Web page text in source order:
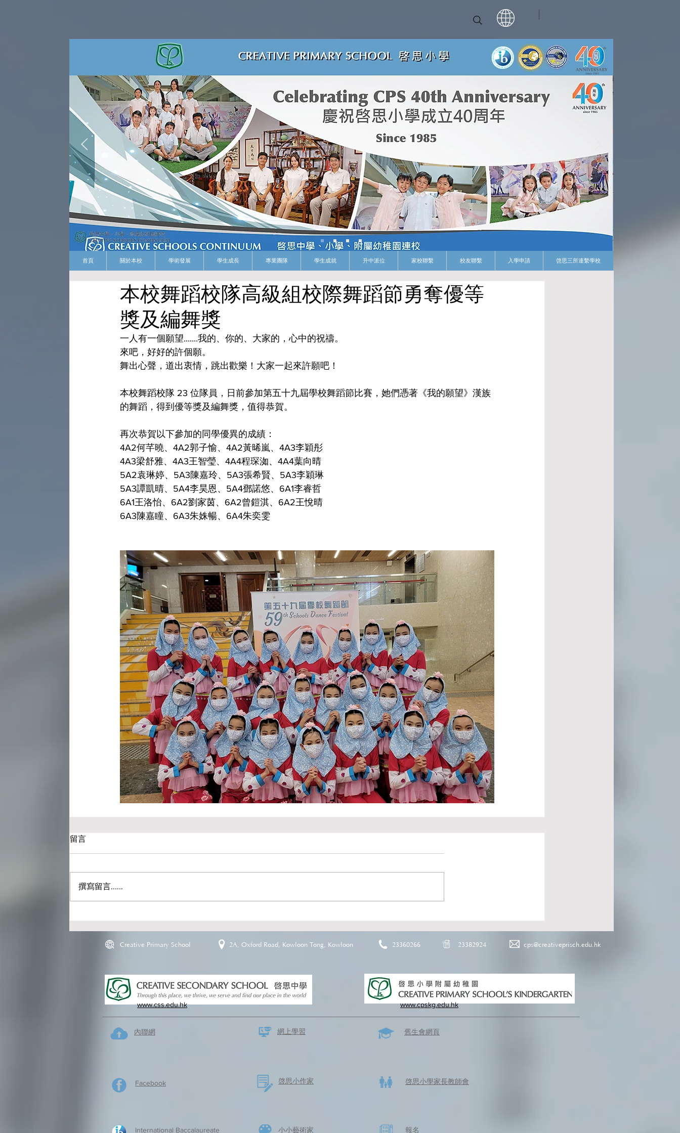
首頁 關於本校 學術發展 學生成長 專業團隊 學生成就 升中派位 家校聯繫 校友聯繫 入學申請 啓思三所連繫學校
本校舞蹈校隊高級組校際舞蹈節勇奪優等
獎及編舞獎
一人有一個願望.......我的、你的、大家的，心中的祝禱。
來吧，好好的許個願。
舞出心聲，道出衷情，跳出歡樂！大家一起來許願吧！
本校舞蹈校隊 23 位隊員，日前參加第五十九屆學校舞蹈節比賽，她們憑著《我的願望》漢族
的舞蹈，得到優等獎及編舞獎，值得恭賀。
再次恭賀以下參加的同學優異的成績：
4A2何芊曉、4A2郭子愉、4A2黃晞嵐、4A3李穎彤
4A3梁舒雅、4A3王智瑩、4A4程琛洳、4A4葉向晴
5A2袁琳婷、5A3陳嘉玲、5A3張希賢、5A3李穎琳
5A3譚凱晴、5A4李昊恩、5A4鄧諾悠、6A1李睿哲
6A1王洛怡、6A2劉家茵、6A2曾鎧淇、6A2王悅晴
6A3陳嘉瞳、6A3朱姝暢、6A4朱奕雯
留言
撰寫留言......
Creative Primary School 2A, Oxford Road, Kowloon Tong, Kowloon 23360266 23382924 cps@creativeprisch.edu.hk
www.css.edu.hk www.cpskg.edu.hk
內聯網
Facebook
International Baccalaureate
網上學習 ​舊生會網頁
啓思​小作家 ​啓思小學家長教師會
​小小藝術家 ​報名